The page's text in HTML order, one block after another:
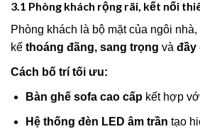
3.1 Phòng khách rộng rãi, kết nối
Phòng khách là bộ mặt của ngôi
kế thoáng đãng, sang trọng và đầy
Cách bố trí tối ưu:
Bàn ghế sofa cao cấpkết hợp
Hệ thống đèn LED âm trần tạo